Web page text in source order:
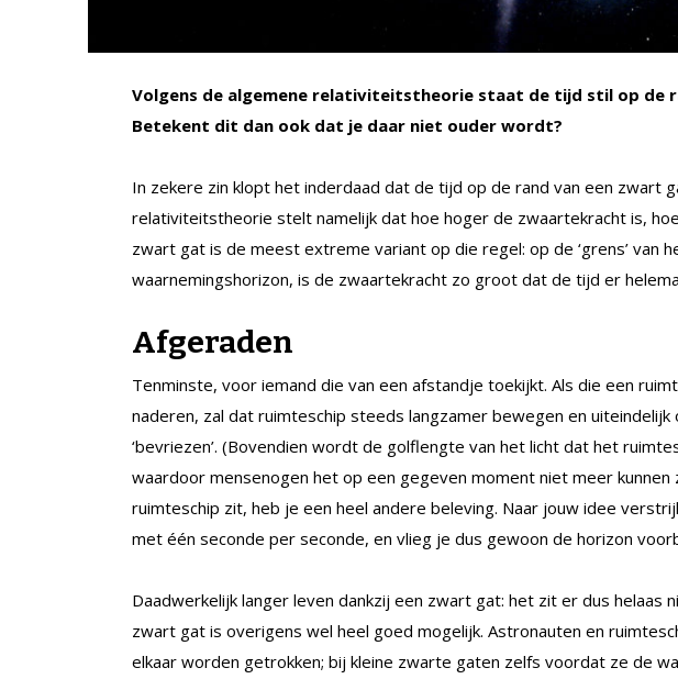
Volgens de algemene relativiteitstheorie staat de tijd stil op de
Betekent dit dan ook dat je daar niet ouder wordt?
In zekere zin klopt het inderdaad dat de tijd op de rand van een zwart
relativiteitstheorie stelt namelijk dat hoe hoger de zwaartekracht is,
zwart gat is de meest extreme variant op die regel: op de ‘grens’ van
waarnemingshorizon, is de zwaartekracht zo groot dat de tijd er
Afgeraden
Tenminste, voor iemand die van een afstandje toekijkt. Als die een
naderen, zal dat ruimteschip steeds langzamer bewegen en uiteindelijk
‘bevriezen’. (Bovendien wordt de golflengte van het licht dat het
waardoor mensenogen het op een gegeven moment niet meer kunnen
ruimteschip zit, heb je een heel andere beleving. Naar jouw idee
met één seconde per seconde, en vlieg je dus gewoon de horizon
Daadwerkelijk langer leven dankzij een zwart gat: het zit er dus helaas
zwart gat is overigens wel heel goed mogelijk. Astronauten en
elkaar worden getrokken; bij kleine zwarte gaten zelfs voordat ze de